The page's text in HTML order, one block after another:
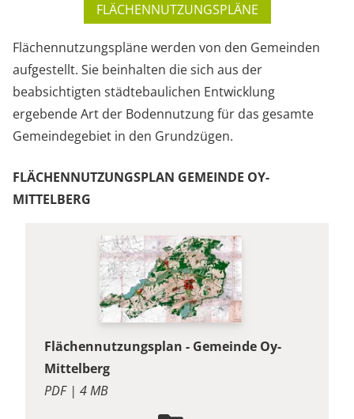
FLÄCHENNUTZUNGSPLÄNE
Flächennutzungspläne werden von den Gemeinden
aufgestellt. Sie beinhalten die sich aus der
beabsichtigten städtebaulichen Entwicklung
ergebende Art der Bodennutzung für das gesamte
Gemeindegebiet in den Grundzügen.
FLÄCHENNUTZUNGSPLAN GEMEINDE OY-
MITTELBERG
Flächennutzungsplan - Gemeinde Oy-
Mittelberg
PDF | 4 MB